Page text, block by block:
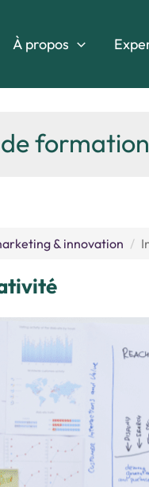
À propos
formation
& innovation